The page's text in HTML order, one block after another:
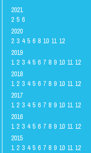
2021
2 5 6
2020
2 3 4 5 6 8 10 11 12
2019
1 2 3 4 5 6 7 8 9 10 11 12
2018
1 2 3 4 5 6 7 8 9 10 11 12
2017
1 2 3 4 5 6 7 8 9 10 11 12
2016
1 2 3 4 5 6 7 8 9 10 11 12
2015
1 2 3 4 5 6 7 8 9 10 11 12